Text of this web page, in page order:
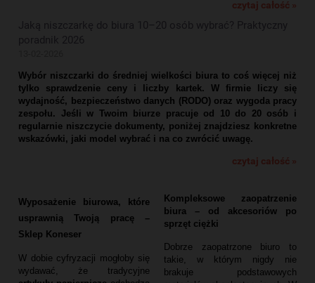
czytaj całość »
Jaką niszczarkę do biura 10–20 osób wybrać? Praktyczny
poradnik 2026
Wybór niszczarki do średniej wielkości biura to coś więcej niż
tylko sprawdzenie ceny i liczby kartek. W firmie liczy się
wydajność, bezpieczeństwo danych (RODO) oraz wygoda pracy
zespołu. Jeśli w Twoim biurze pracuje od 10 do 20 osób i
regularnie niszczycie dokumenty, poniżej znajdziesz konkretne
wskazówki, jaki model wybrać i na co zwrócić uwagę.
czytaj całość »
Wyposażenie biurowa, które
usprawnią Twoją pracę –
Sklep Koneser
W dobie cyfryzacji mogłoby się
wydawać,
że tradycyjne
Kompleksowe zaopatrzenie
biura – od akcesoriów po
sprzęt ciężki
Dobrze zaopatrzone biuro to
takie,
w którym nigdy nie
brakuje podstawowych